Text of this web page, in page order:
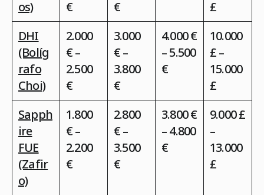
os) € €
£
DHI
(Bolíg
rafo
Choi)
2.000
€ –
2.500
€
3.000
€ –
3.800
€
4.000 €
– 5.500
€
10.000
£ –
15.000
£
Sapph
ire
FUE
(Zafir
o)
1.800
€ –
2.200
€
2.800
€ –
3.500
€
3.800 €
– 4.800
€
9.000 £
–
13.000
£